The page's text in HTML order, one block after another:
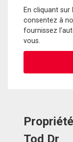
En cliquant
consentez à
fournissez
vous.
Tod Dr